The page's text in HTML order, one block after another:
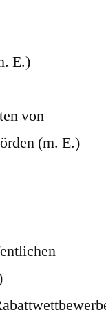
E.)
von
(m. E.)